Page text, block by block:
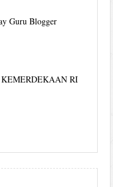
Guru Blogger
RI